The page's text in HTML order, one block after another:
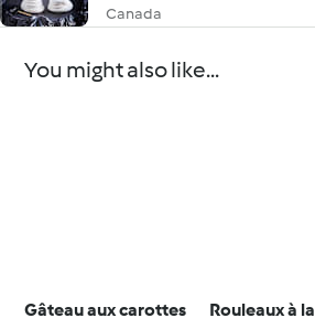
Canada
You might also like...
Gâteau aux carottes Rouleaux à la